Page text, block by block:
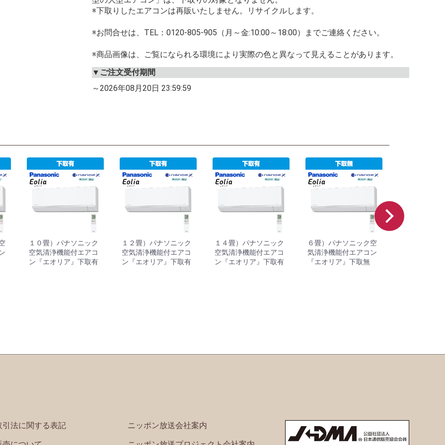
※下取りしたエアコンは再販いたしません。リサイクルします。
※お問合せは、TEL：0120-805-905（月～金:10:00～18:00）までご連絡ください。
※商品画像は、ご覧になられる環境により実際の色と異なって見えることがあります。
▼ご注文受付期間
～2026年08月20日 23:59:59
１０畳）パナソニック
空気清浄機能付エアコ
ン『エオリア』下取有
１２畳）パナソニック
空気清浄機能付エアコ
ン『エオリア』下取有
１４畳）パナソニック
空気清浄機能付エアコ
ン『エオリア』下取有
６畳）パナソニック空
気清浄機能付エアコン
『エオリア』下取無
引法に関する表記
ニッポン放送会社案内